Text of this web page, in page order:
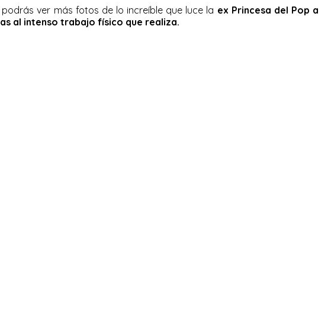
ver más fotos de lo increíble que luce la ex Princesa del Pop a
al intenso trabajo físico que realiza.